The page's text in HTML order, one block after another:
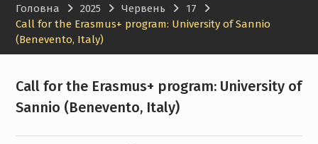
менеджменту НТУ «ХПІ»
Головна 2025 Червень
17
Call for the Erasmus+ program: University of Sannio
(Benevento, Italy)
Call for the Erasmus+ program: University of
Sannio (Benevento, Italy)